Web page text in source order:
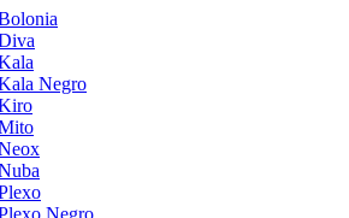
Negro
Negro